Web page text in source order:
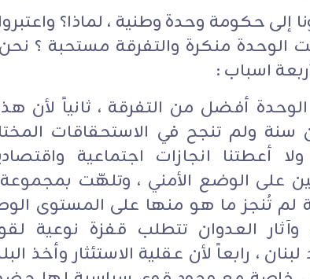
إلى حكومة وحدة وطنية ، لماذا؟ واعتبروا
الوحدة منكرة والتفرقة مستحبة ؟
اسباب :
الوحدة أفضل من التفرقة ، ثانياً
سنة ولم تنجح في الاستحقاقات
أعطتنا انجازات اجتماعية
على الوضع الأمني ، وتلهّت
لم تُنجز ما هو منها على المستوى
وآثار العدوان تتطلب قفزة نوعية
، رابعاً لأن عقلية الاستئثار وأخذ